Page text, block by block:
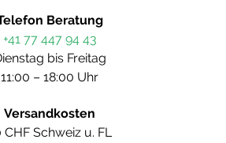
Beratung
+41 77 447 94 43
bis Freitag
11:00 – 18:00 Uhr
Versandkosten
CHF Schweiz u. FL